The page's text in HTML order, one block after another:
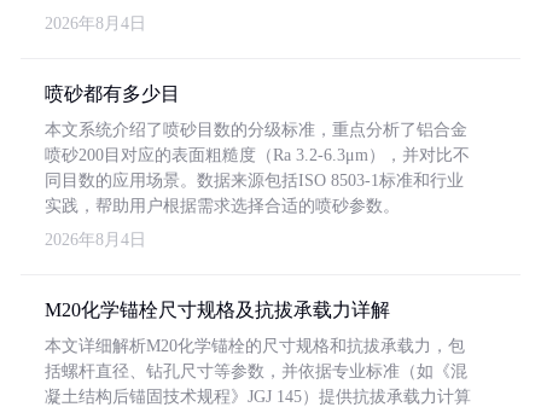
2026年8月4日
喷砂都有多少目
本文系统介绍了喷砂目数的分级标准，重点分析了铝合金
喷砂200目对应的表面粗糙度（Ra 3.2-6.3μm），并对比不
同目数的应用场景。数据来源包括ISO 8503-1标准和行业
实践，帮助用户根据需求选择合适的喷砂参数。
2026年8月4日
M20化学锚栓尺寸规格及抗拔承载力详解
本文详细解析M20化学锚栓的尺寸规格和抗拔承载力，包
括螺杆直径、钻孔尺寸等参数，并依据专业标准（如《混
凝土结构后锚固技术规程》JGJ 145）提供抗拔承载力计算